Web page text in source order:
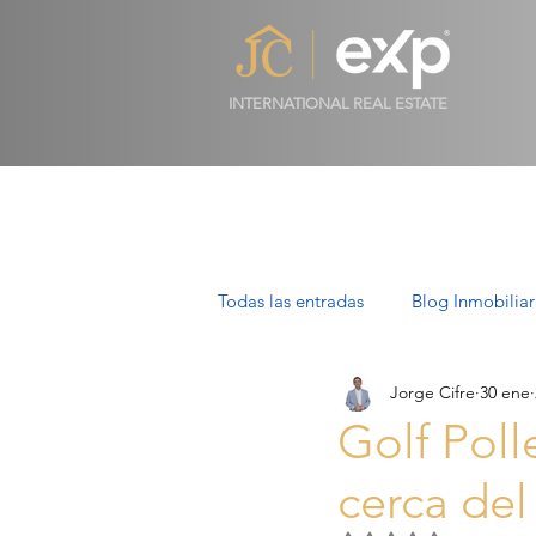
INTERNATIONAL REAL ESTATE
Todas las entradas Blog
Propiedades de Lujo en Mallorca
Villas en Mallorca: Lujo, Estilo
Golf
cerca
Jorge Cifre 30 ene